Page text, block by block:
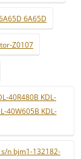
6A65D
Z0107
40R480B KDL-
40W605B KDL-
s/n bjm1-132182-